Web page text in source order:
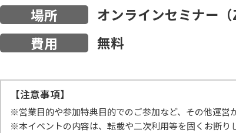
場所
オンラインセミナー（
費用
無料
【注意事項】
※営業目的や参加特典目的でのご参加など、その他運営
※本イベントの内容は、転載や二次利用等を固くお断り